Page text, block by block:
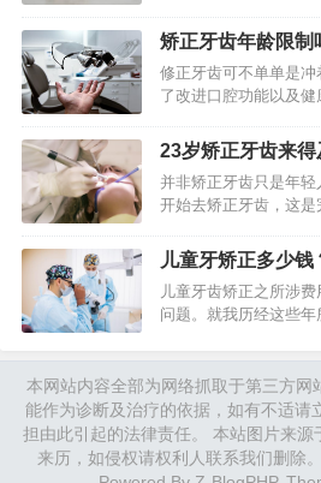
萌出，颌骨依旧存有一
干预与引导创造了有利
矫正牙齿年龄限制
处全解析
修正牙齿可不单单是
了改进口腔功能以及
度，切实预防龋齿以及
技术已然相当成熟，能
23岁矫正牙齿来
法与效果解析
并非矫正牙齿只是年
开始去矫正牙齿，这
展，成人进行牙齿矫
式，关键之处在于要
儿童牙矫正多少
牙8千起，隐形3万
儿童牙齿矫正之所涉
问题。就我历经这些
处，以及孩子到底有
本网站内容全部为网络抓取于第三方网
能作为诊断及治疗的依据，如有不适请
担由此引起的法律责任。 本站图片来源
来历，如侵权请权利人联系我们删除。